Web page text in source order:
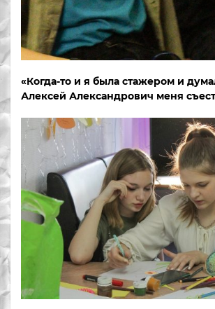
«Когда-то и я была стажером и
Алексей Александрович меня